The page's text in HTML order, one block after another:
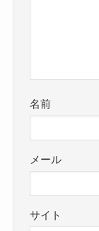
名前
メール
サイト